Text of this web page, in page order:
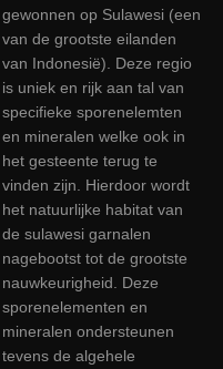
gewonnen op Sulawesi (een
van de grootste eilanden
van Indonesië). Deze regio
is uniek en rijk aan tal van
specifieke sporenelemten
en mineralen welke ook in
het gesteente terug te
vinden zijn. Hierdoor wordt
het natuurlijke habitat van
de sulawesi garnalen
nagebootst tot de grootste
nauwkeurigheid. Deze
sporenelementen en
mineralen ondersteunen
tevens de algehele